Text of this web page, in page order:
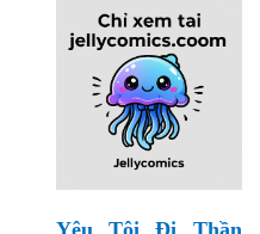
Yêu Tôi Đi Thần